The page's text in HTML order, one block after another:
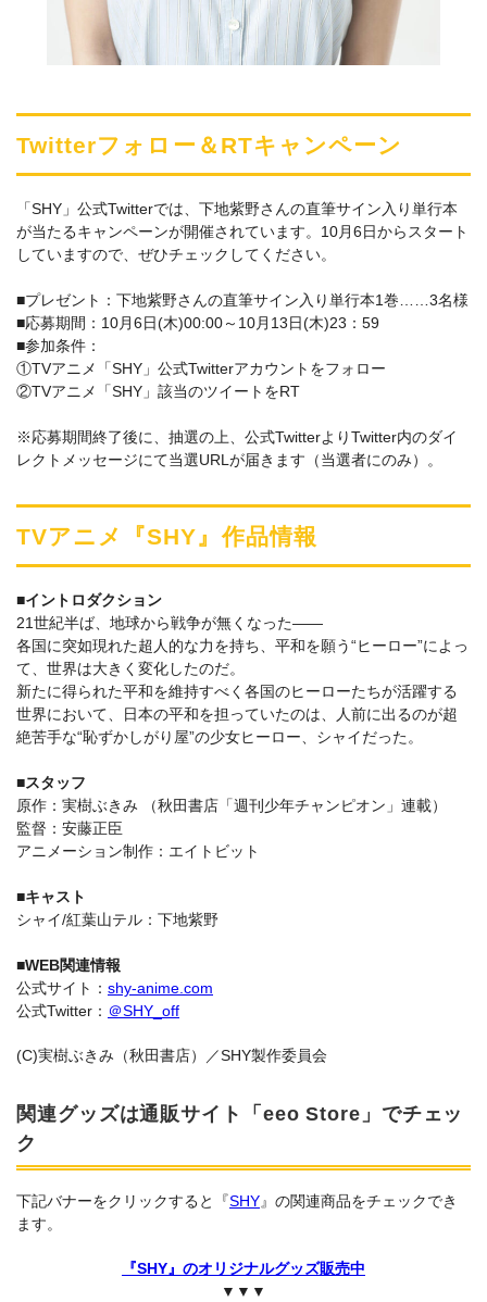
Twitterフォロー＆RTキャンペーン
「SHY」公式Twitterでは、下地紫野さんの直筆サイン入り単行本
が当たるキャンペーンが開催されています。10月6日からスタート
していますので、ぜひチェックしてください。
■プレゼント：下地紫野さんの直筆サイン入り単行本1巻……3名様
■応募期間：10月6日(木)00:00～10月13日(木)23：59
■参加条件：
①TVアニメ「SHY」公式Twitterアカウントをフォロー
②TVアニメ「SHY」該当のツイートをRT
※応募期間終了後に、抽選の上、公式TwitterよりTwitter内のダイ
レクトメッセージにて当選URLが届きます（当選者にのみ）。
TVアニメ『SHY』作品情報
■イントロダクション
21世紀半ば、地球から戦争が無くなった――
各国に突如現れた超人的な力を持ち、平和を願う“ヒーロー”によっ
て、世界は大きく変化したのだ。
新たに得られた平和を維持すべく各国のヒーローたちが活躍する
世界において、日本の平和を担っていたのは、人前に出るのが超
絶苦手な“恥ずかしがり屋”の少女ヒーロー、シャイだった。
■スタッフ
原作：実樹ぶきみ （秋田書店「週刊少年チャンピオン」連載）
監督：安藤正臣
アニメーション制作：エイトビット
■キャスト
シャイ/紅葉山テル：下地紫野
■WEB関連情報
公式サイト： shy-anime.com
公式Twitter： ＠SHY_off
(C)実樹ぶきみ（秋田書店）／SHY製作委員会
関連グッズは通販サイト「eeo Store」でチェッ
ク
下記バナーをクリックすると『SHY』の関連商品をチェックでき
ます。
『SHY』のオリジナルグッズ販売中
▼▼▼